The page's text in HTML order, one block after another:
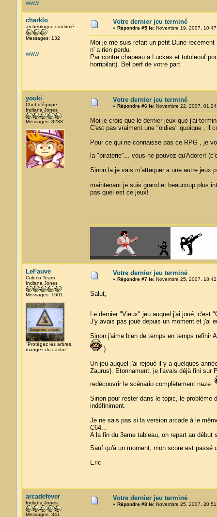
WWW
charklo
archéologue confirmé
Messages: 132
WWW
Votre dernier jeu terminé
« Répondre #5 le:Novembre 19, 2007,
Moi je me suis refait un petit Dune
n' a rien perdu.
Par contre chapeau a Luckas et totoleouf
horripilait). Bel perf de votre part
youki
Chef d'équipe.
Indiana Jones
Messages: 8238
Votre dernier jeu terminé
« Répondre #6 le:Novembre 22, 2007,
Moi je crois que le dernier jeux que j'ai
C'est pas vraiment une "oldies" quoique , il
Pour ce qui ne connaisse pas ce RPG , je
la "piraterie"... vous ne pouvez qu'Adorer!
Sinon la je vais m'attaquer a une autre jeux
maintenant je suis grand et beaucoup plus
pas quel est ce jeux!
LeFauve
Coleco Team
Indiana Jones
Messages: 1601
"Protégez les arbres,
mangez du castor"
Votre dernier jeu terminé
« Répondre #7 le:Novembre 25, 2007,
Salut,
Le dernier "Vieux" jeu auquel j'ai joué,
J'y avais pas joué depuis un moment et j'ai
Sinon j'aime bien de temps en temps
).
Un jeu auquel j'ai rejoué il y a quelques
Zaurus). Etonnament, je l'avais déjà fini sur
redécouvrir le scénario complètement naze
Sinon pour rester dans le topic, le problème
indéfiniment.
Je ne sais pas si la version arcade à le
C64...
A la fin du 3eme tableau, on repart au début
Sauf qu'à un moment, mon score est
Eric
arcadefever
Indiana Jones
Messages: 341
Votre dernier jeu terminé
« Répondre #8 le:Novembre 25, 2007,